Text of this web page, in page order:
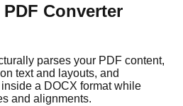
Converter
parses your PDF content,
text and layouts, and
a DOCX format while
and alignments.